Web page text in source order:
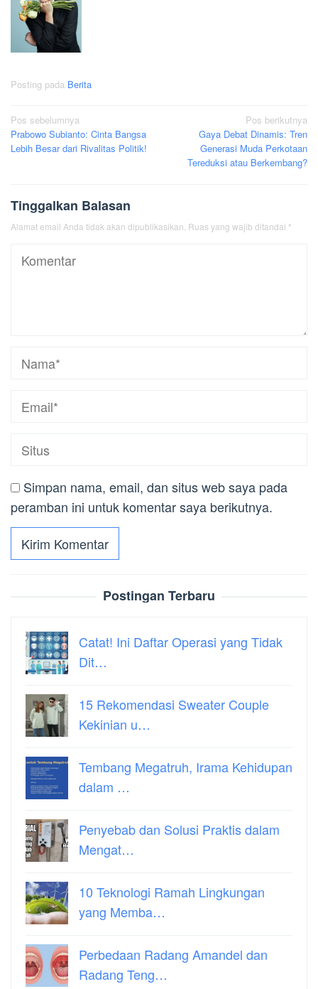
Posting pada Berita
Navigasi
pos
Pos sebelumnya
Prabowo Subianto: Cinta Bangsa
Lebih Besar dari Rivalitas Politik!
Pos berikutnya
Gaya Debat Dinamis: Tren
Generasi Muda Perkotaan
Tereduksi atau Berkembang?
Tinggalkan Balasan
Alamat email Anda tidak akan dipublikasikan. Ruas yang wajib ditandai *
Simpan nama, email, dan situs web saya pada
peramban ini untuk komentar saya berikutnya.
Postingan Terbaru
Catat! Ini Daftar Operasi yang Tidak
Dit…
15 Rekomendasi Sweater Couple
Kekinian u…
Tembang Megatruh, Irama Kehidupan
dalam …
Penyebab dan Solusi Praktis dalam
Mengat…
10 Teknologi Ramah Lingkungan
yang Memba…
Perbedaan Radang Amandel dan
Radang Teng…